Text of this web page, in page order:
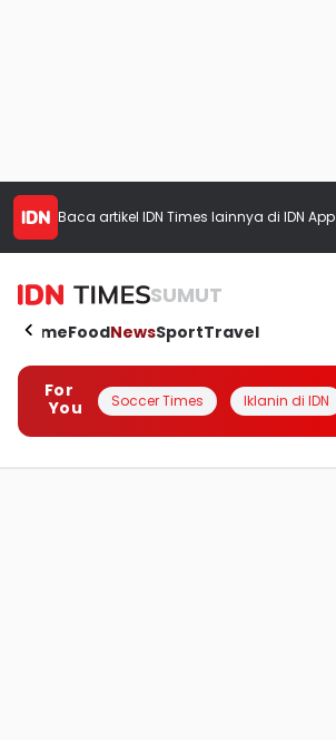
Baca artikel IDN Times lainnya di IDN App
SUMUT
HomeFoodNewsSportTravel
For
You
Soccer Times Iklanin di IDN